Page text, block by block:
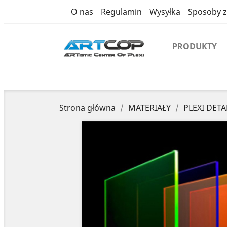
O nas Regulamin Wysyłka Sposoby
PRODUKTY
Strona główna MATERIAŁY PLEXI